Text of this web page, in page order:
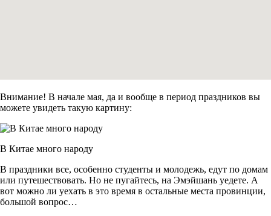
Внимание! В начале мая, да и вообще в период праздников вы
можете увидеть такую картину:
В Китае много народу
В праздники все, особенно студенты и молодежь, едут по домам
или путешествовать. Но не пугайтесь, на Эмэйшань уедете. А
вот можно ли уехать в это время в остальные места провинции,
большой вопрос…